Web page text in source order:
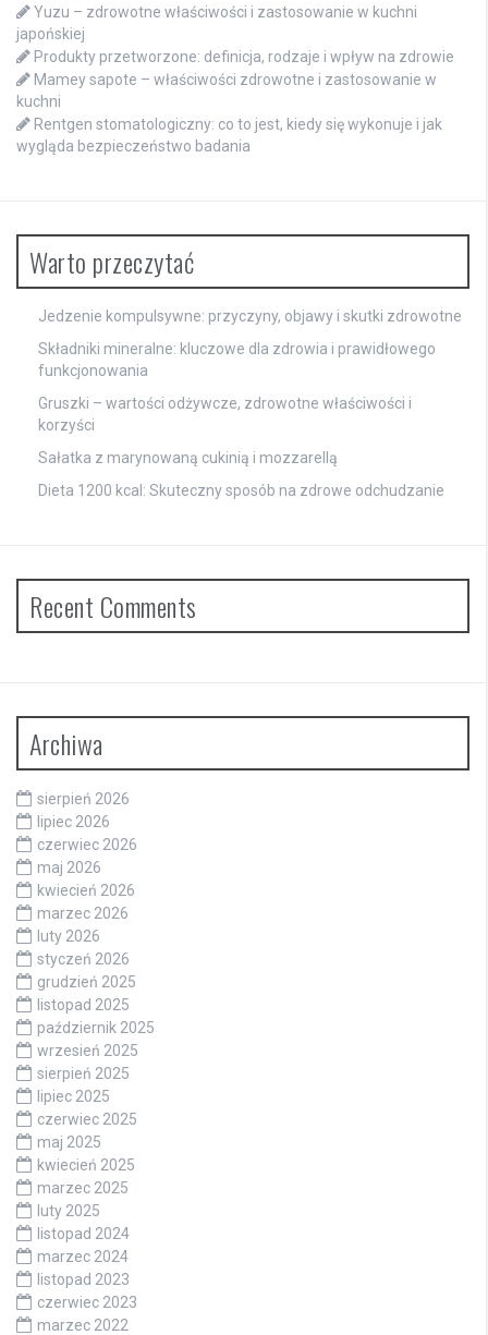
Yuzu – zdrowotne właściwości i zastosowanie w kuchni
japońskiej
Produkty przetworzone: definicja, rodzaje i wpływ na zdrowie
Mamey sapote – właściwości zdrowotne i zastosowanie w
kuchni
Rentgen stomatologiczny: co to jest, kiedy się wykonuje i jak
wygląda bezpieczeństwo badania
Warto przeczytać
Jedzenie kompulsywne: przyczyny, objawy i skutki zdrowotne
Składniki mineralne: kluczowe dla zdrowia i prawidłowego
funkcjonowania
Gruszki – wartości odżywcze, zdrowotne właściwości i
korzyści
Sałatka z marynowaną cukinią i mozzarellą
Dieta 1200 kcal: Skuteczny sposób na zdrowe odchudzanie
Recent Comments
Archiwa
sierpień 2026
lipiec 2026
czerwiec 2026
maj 2026
kwiecień 2026
marzec 2026
luty 2026
styczeń 2026
grudzień 2025
listopad 2025
październik 2025
wrzesień 2025
sierpień 2025
lipiec 2025
czerwiec 2025
maj 2025
kwiecień 2025
marzec 2025
luty 2025
listopad 2024
marzec 2024
listopad 2023
czerwiec 2023
marzec 2022